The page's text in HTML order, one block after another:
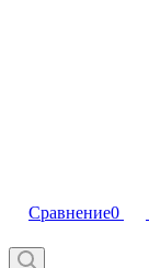
Сравнение0